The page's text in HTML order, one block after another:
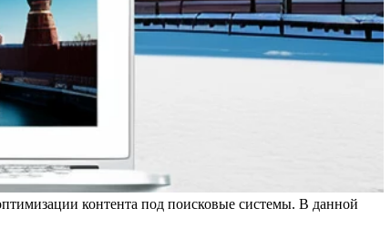
контента под поисковые системы. В данной